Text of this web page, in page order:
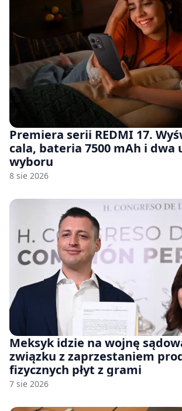
Premiera serii REDMI 17.
cala, bateria 7500 mAh i dwa
wyboru
8 sie 2026
Meksyk idzie na wojnę
związku z zaprzestaniem
fizycznych płyt z grami
7 sie 2026